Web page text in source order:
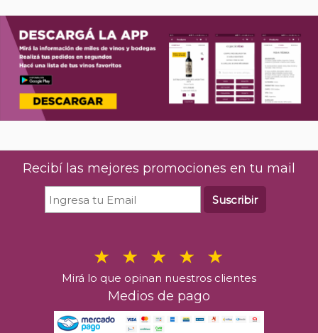
Recibí las mejores promociones en tu mail
Suscribir
Mirá lo que opinan nuestros clientes
Medios de pago